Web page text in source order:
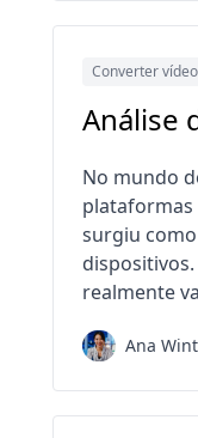
Converter
Análise
No mundo
plataformas
surgiu
realmente
Ana